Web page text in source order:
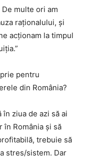
multe ori am
raționalului, și
acționam la timpul
pentru
din România?
în ziua de azi să ai
în România și să
trebuie să
stres/sistem. Dar